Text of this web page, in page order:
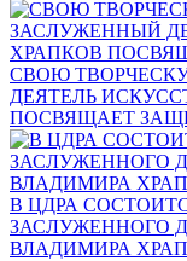
СВОЮ
ДЕЯТЕЛЬ
ПОСВЯЩАЕТ
В ЦДРА
ЗАСЛУЖЕННОГО
ВЛАДИМИРА